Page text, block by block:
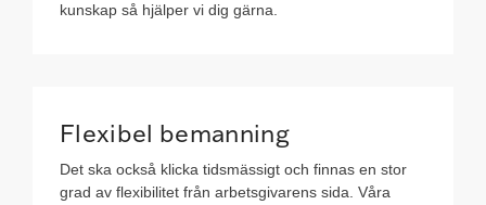
kunskap så hjälper vi dig gärna.
Flexibel bemanning
Det ska också klicka tidsmässigt och finnas en stor
grad av flexibilitet från arbetsgivarens sida. Våra